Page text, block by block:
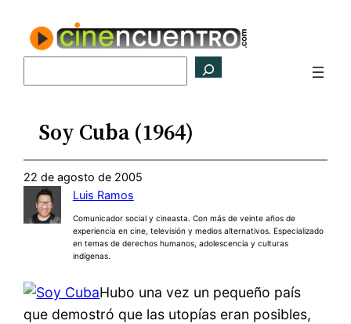
contenido
Soy Cuba (1964)
22 de agosto de 2005
Luis Ramos
Comunicador social y cineasta. Con más de veinte años de
experiencia en cine, televisión y medios alternativos. Especializado
en temas de derechos humanos, adolescencia y culturas
indígenas.
Hubo una vez un pequeño país
que demostró que las utopías eran posibles,